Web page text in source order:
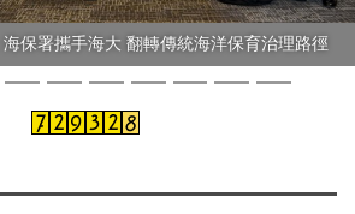
保署攜手海大 翻轉傳統海洋保育治理路徑